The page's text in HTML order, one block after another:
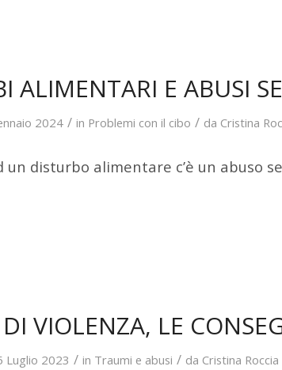
ALIMENTARI E ABUSI
2024 / in Problemi con il cibo / da Cristina
un disturbo alimentare c’è un abuso
VIOLENZA, LE
Luglio 2023 / in Traumi e abusi / da Cristina Roccia